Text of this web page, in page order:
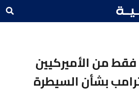
25% فقط من الأميركيين
بشأن السيطرة